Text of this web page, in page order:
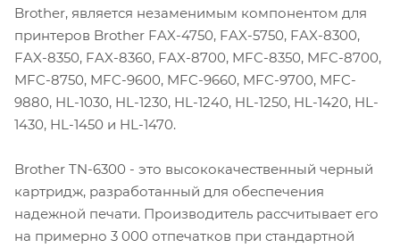
Brother, является незаменимым компонентом для
принтеров Brother FAX-4750, FAX-5750, FAX-8300,
FAX-8350, FAX-8360, FAX-8700, MFC-8350, MFC-8700,
MFC-8750, MFC-9600, MFC-9660, MFC-9700, MFC-
9880, HL-1030, HL-1230, HL-1240, HL-1250, HL-1420, HL-
1430, HL-1450 и HL-1470.
Brother TN-6300 - это высококачественный черный
картридж, разработанный для обеспечения
надежной печати. Производитель рассчитывает его
на примерно 3 000 отпечатков при стандартной